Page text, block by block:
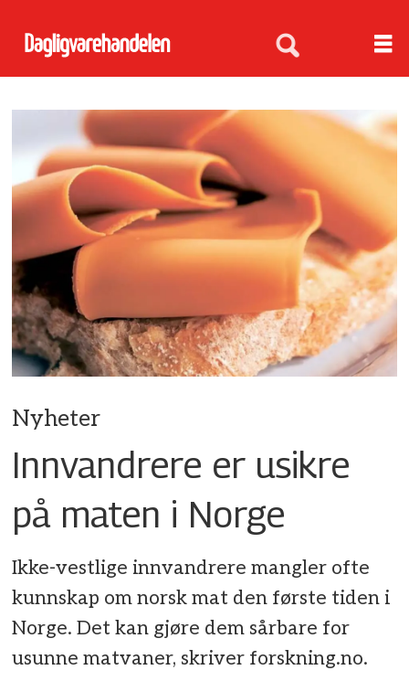
Nyheter
Innvandrere er usikre
på maten i Norge
Ikke-vestlige innvandrere mangler ofte
kunnskap om norsk mat den første tiden i
Norge. Det kan gjøre dem sårbare for
usunne matvaner, skriver forskning.no.